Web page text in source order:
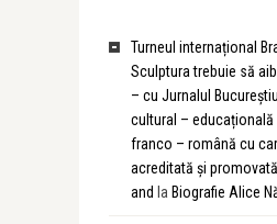
Turneul internațional
Sculptura trebuie să
– cu Jurnalul
cultural – educațională
franco – română cu
acreditată și
and la Biografie Alice